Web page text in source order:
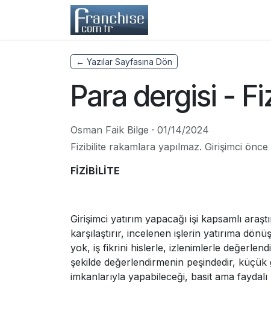
← Yazılar Sayfasına Dön
Para dergisi -
Osman Faik Bilge · 01/14/2024
Fizibilite rakamlara yapılmaz. Girişimci
FİZİBİLİTE
Girişimci yatırım yapacağı işi kapsamlı
karşılaştırır, incelenen işlerin yatırıma
yok, iş fikrini hislerle, izlenimlerle
şekilde değerlendirmenin peşindedir, küçük
imkanlarıyla yapabileceği, basit ama